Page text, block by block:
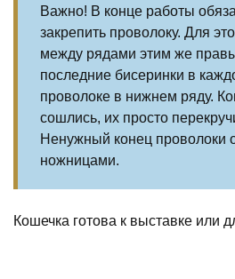
Важно! В конце работы
закрепить проволоку. Для
между рядами этим же
последние бисеринки в
проволоке в нижнем ряду.
сошлись, их просто
Ненужный конец проволоки
ножницами.
Кошечка готова к выставке или